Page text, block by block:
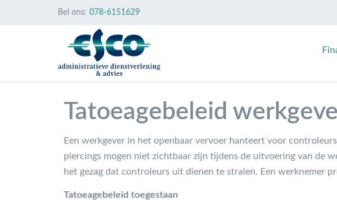
Bel ons: 078-6151629
Tatoeagebeleid
Een werkgever in het openbaar vervoer hanteert voor
piercings mogen niet zichtbaar zijn tijdens de uitvoering van de
het gezag dat controleurs uit dienen te stralen. Een werknemer
Tatoeagebeleid toegestaan